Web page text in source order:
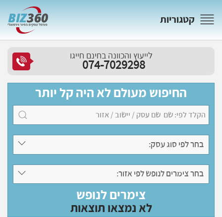
קטגוריות
לייעוץ והכוונה בחינם חייגו
074-7029298
החיפוש מעולם לא היה קל יותר
בחר לפי סוג עסק:
בחר צימרים לנופש לפי אזור:
צימרים לנופש
לא נמצאו תוצאות